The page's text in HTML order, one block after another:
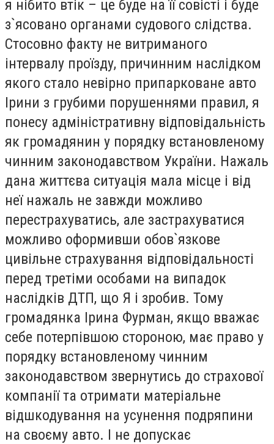
я нібито втік – це буде на її совісті і буде
з`ясовано органами судового слідства.
Стосовно факту не витриманого
інтервалу проїзду, причинним наслідком
якого стало невірно припарковане авто
Ірини з грубими порушеннями правил, я
понесу адміністративну відповідальність
як громадянин у порядку встановленому
чинним законодавством України. Нажаль
дана життєва ситуація мала місце і від
неї нажаль не завжди можливо
перестрахуватись, але застрахуватися
можливо оформивши обов`язкове
цивільне страхування відповідальності
перед третіми особами на випадок
наслідків ДТП, що Я і зробив. Тому
громадянка Ірина Фурман, якщо вважає
себе потерпівшою стороною, має право у
порядку встановленому чинним
законодавством звернутись до страхової
компанії та отримати матеріальне
відшкодування на усунення подряпини
на своєму авто. І не допускає